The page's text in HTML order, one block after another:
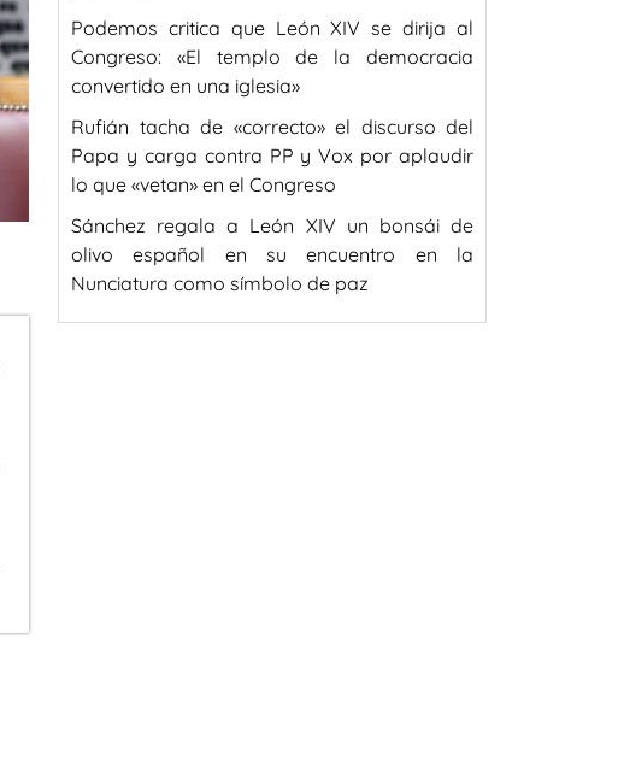
Podemos critica que León XIV se dirija al
Congreso: «El templo de la democracia
convertido en una iglesia»
Rufián tacha de «correcto» el discurso del
Papa y carga contra PP y Vox por aplaudir
lo que «vetan» en el Congreso
Sánchez regala a León XIV un bonsái de
olivo español en su encuentro en la
Nunciatura como símbolo de paz